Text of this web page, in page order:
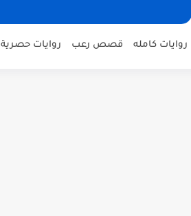
روايات كامله قصص رعب روايات حصرية